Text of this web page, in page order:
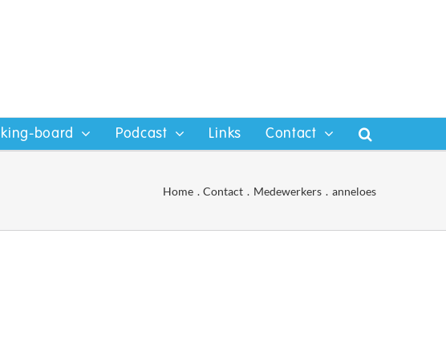
board Podcast Links Contact
Home Contact Medewerkers anneloes